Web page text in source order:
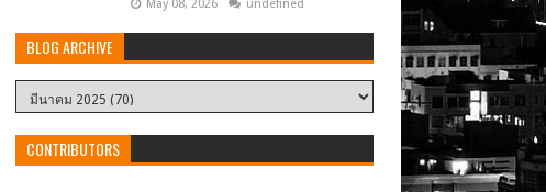
May 08, 2026 undefined
BLOG ARCHIVE
CONTRIBUTORS